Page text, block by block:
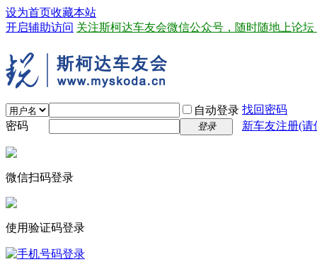
设为首页收藏本站
开启辅助访问 关注斯柯达车友会微信公众号，随时随地上论坛
自动登录 找回密码
密码
登录 新车友注册(请
微信扫码登录
使用验证码登录